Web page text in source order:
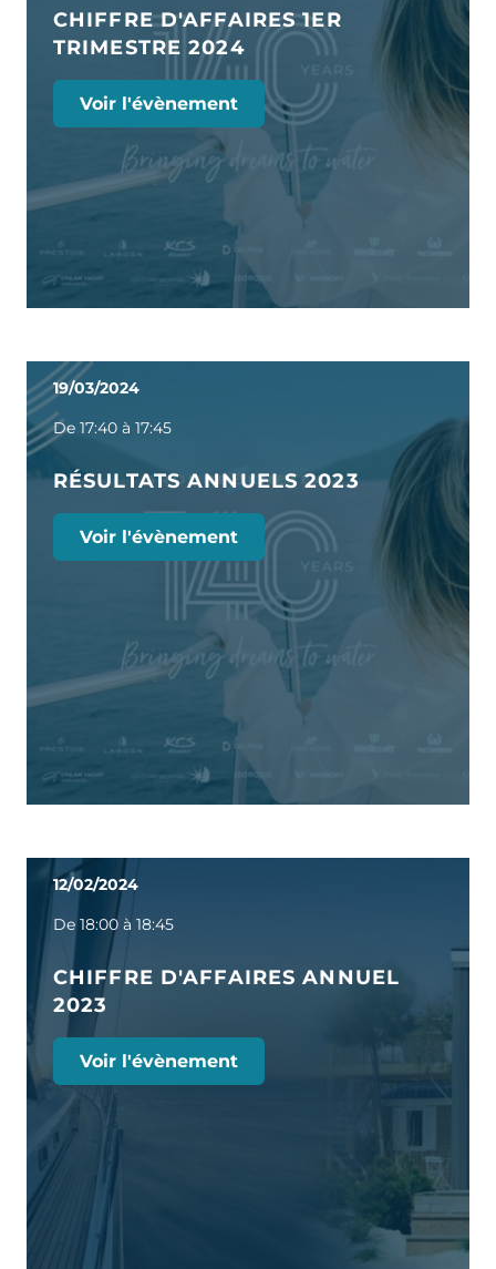
CHIFFRE D'AFFAIRES 1ER
TRIMESTRE 2024
Voir l'évènement
19/03/2024
De 17:40 à 17:45
RÉSULTATS ANNUELS 2023
Voir l'évènement
12/02/2024
De 18:00 à 18:45
CHIFFRE D'AFFAIRES ANNUEL
2023
Voir l'évènement